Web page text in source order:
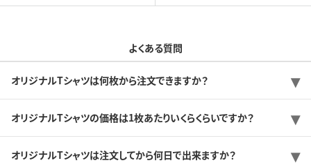
よくある質問
オリジナルTシャツは何枚から注文できますか？
オリジナルTシャツの価格は1枚あたりいくらくらいですか？
オリジナルTシャツは注文してから何日で出来ますか？